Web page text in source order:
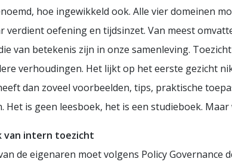
hoe ingewikkeld ook. Alle vier domeinen
verdient oefening en tijdsinzet. Van meest
van betekenis zijn in onze samenleving.
verhoudingen. Het lijkt op het eerste gezicht
dan zoveel voorbeelden, tips, praktische
is geen leesboek, het is een studieboek. Maar
van intern toezicht
de eigenaren moet volgens Policy Governance